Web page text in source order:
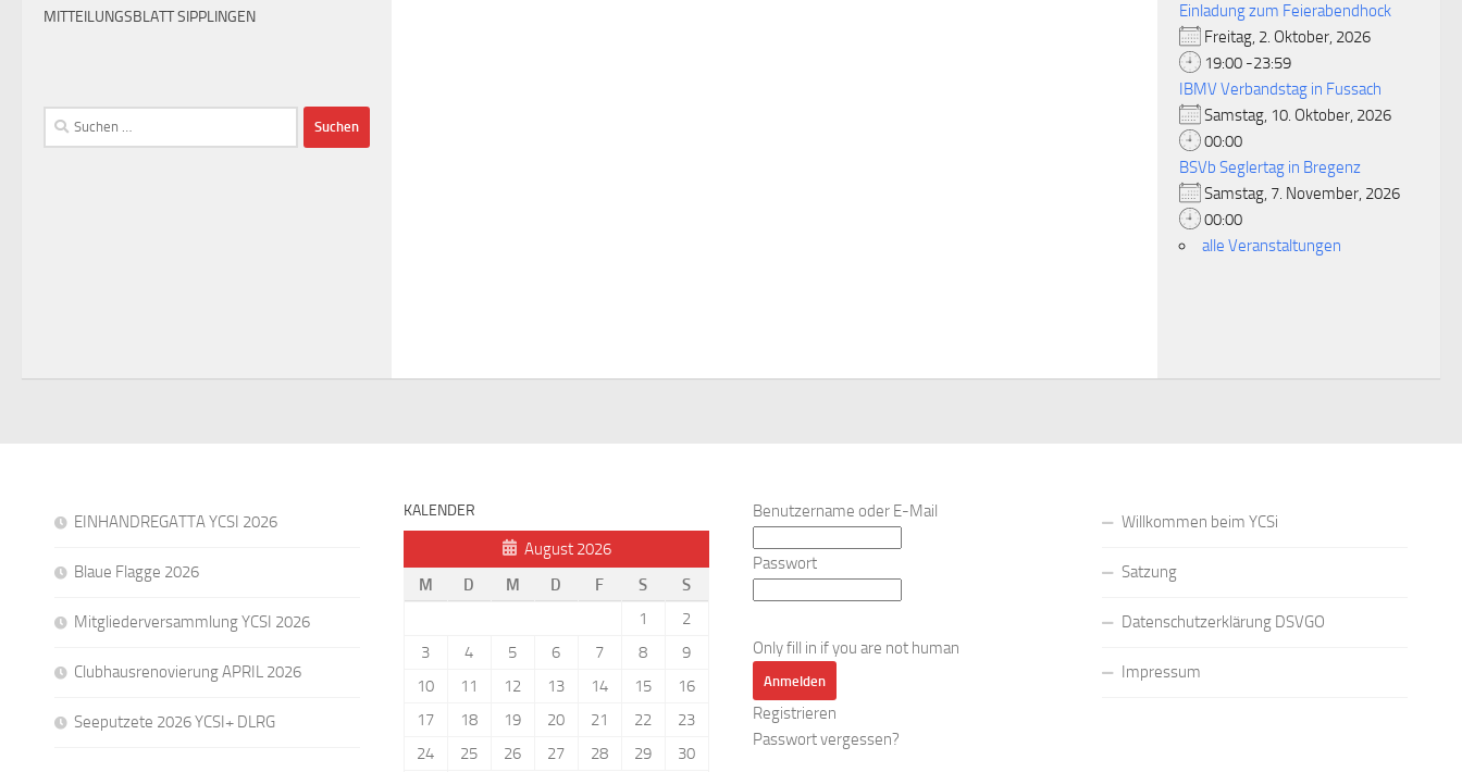
MITTEILUNGSBLATT SIPPLINGEN
Suchen
nach:
Einladung zum Feierabendhock
Freitag, 2. Oktober, 2026
19:00 -23:59
IBMV Verbandstag in Fussach
Samstag, 10. Oktober, 2026
00:00
BSVb Seglertag in Bregenz
Samstag, 7. November, 2026
00:00
alle Veranstaltungen
EINHANDREGATTA YCSI 2026
Blaue Flagge 2026
Mitgliederversammlung YCSI 2026
Clubhausrenovierung APRIL 2026
Seeputzete 2026 YCSI+ DLRG
KALENDER
August 2026
M
D M D F S
S
1
2
3
4 5 6 7 8
9
10
11 12 13 14 15
16
17
18 19 20 21 22
23
24
25 26 27 28 29 30
Benutzername oder E-Mail
Passwort
Only fill in if you are not human
Registrieren
Passwort vergessen?
Willkommen beim YCSi
Satzung
Datenschutzerklärung DSVGO
Impressum